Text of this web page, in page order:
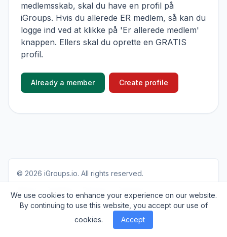
medlemsskab, skal du have en profil på
iGroups. Hvis du allerede ER medlem, så kan du
logge ind ved at klikke på 'Er allerede medlem'
knappen. Ellers skal du oprette en GRATIS
profil.
Already a member Create profile
© 2026 iGroups.io. All rights reserved.
We use cookies to enhance your experience on our website.
By continuing to use this website, you accept our use of
cookies.
Accept